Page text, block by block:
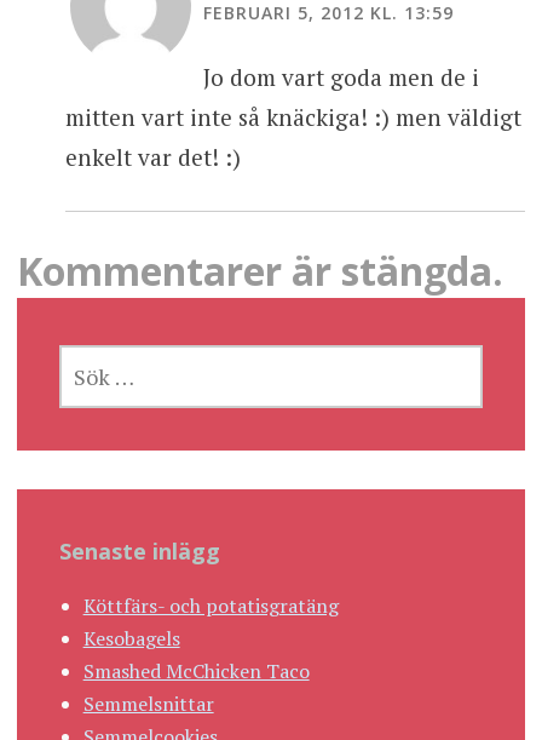
FEBRUARI 5, 2012 KL. 13:59
Jo dom vart goda men de i
mitten vart inte så knäckiga! :) men väldigt
enkelt var det! :)
Kommentarer är stängda.
EFTER:
Senaste inlägg
Köttfärs- och potatisgratäng
Kesobagels
Smashed McChicken Taco
Semmelsnittar